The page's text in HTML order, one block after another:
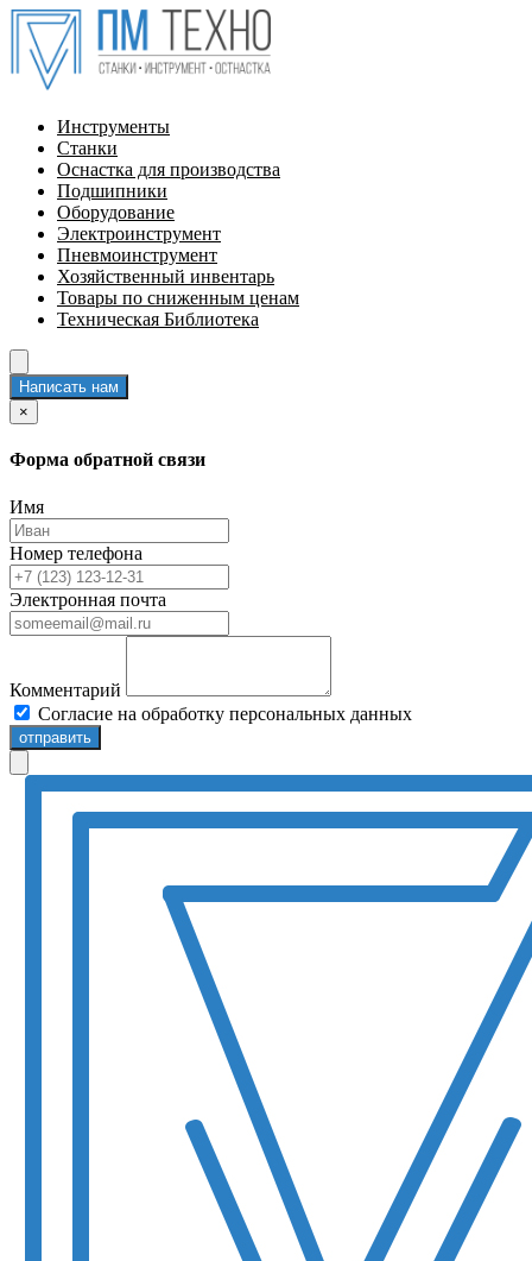
Инструменты
Станки
Оснастка для производства
Подшипники
Оборудование
Электроинструмент
Пневмоинструмент
Хозяйственный инвентарь
Товары по сниженным ценам
Техническая Библиотека
Написать нам
×
Форма обратной связи
Имя
Номер телефона
Электронная почта
Комментарий
Согласие на обработку персональных данных
отправить